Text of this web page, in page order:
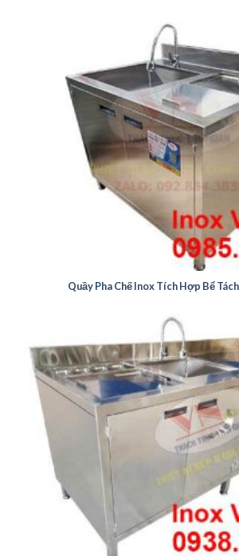
Quầy Pha Chế Inox Tích Hợp Bể